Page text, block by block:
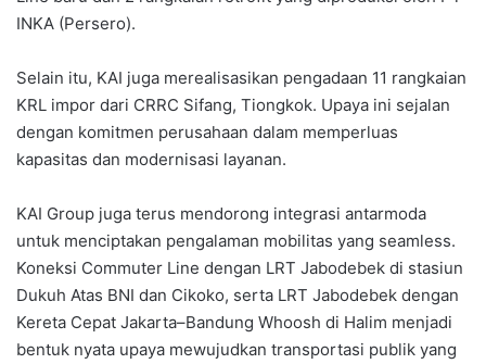
INKA (Persero).
Selain itu, KAI juga merealisasikan pengadaan 11 rangkaian
KRL impor dari CRRC Sifang, Tiongkok. Upaya ini sejalan
dengan komitmen perusahaan dalam memperluas
kapasitas dan modernisasi layanan.
KAI Group juga terus mendorong integrasi antarmoda
untuk menciptakan pengalaman mobilitas yang seamless.
Koneksi Commuter Line dengan LRT Jabodebek di stasiun
Dukuh Atas BNI dan Cikoko, serta LRT Jabodebek dengan
Kereta Cepat Jakarta–Bandung Whoosh di Halim menjadi
bentuk nyata upaya mewujudkan transportasi publik yang